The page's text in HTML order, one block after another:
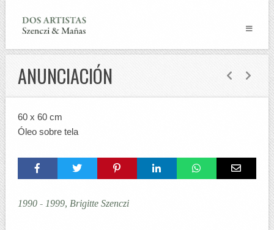
ANUNCIACIÓN
60 x 60 cm
Óleo sobre tela
1990 - 1999, Brigitte Szenczi